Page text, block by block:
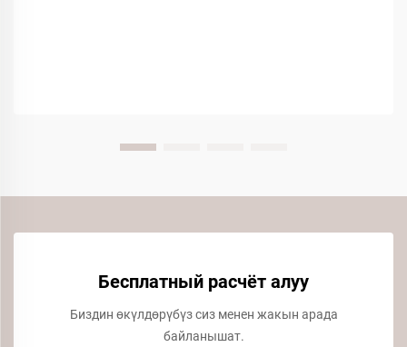
Бесплатный расчёт алуу
Биздин өкүлдөрүбүз сиз менен жакын арада
байланышат.